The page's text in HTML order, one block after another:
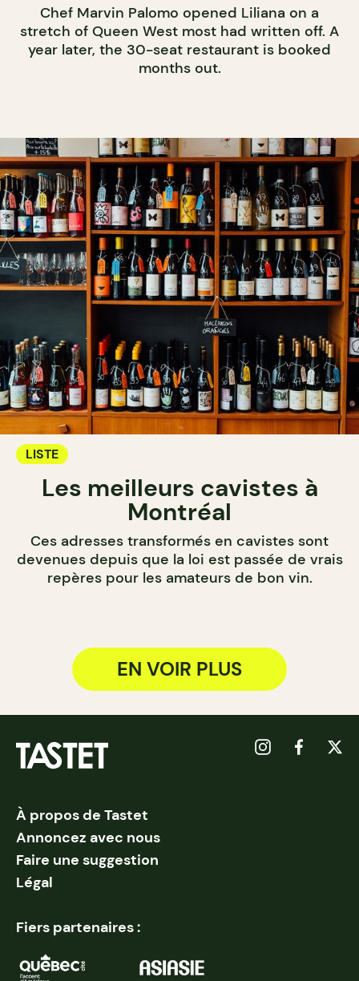
Chef Marvin Palomo opened Liliana on a
stretch of Queen West most had written off. A
year later, the 30-seat restaurant is booked
months out.
LISTE
Les meilleurs cavistes à
Montréal
Ces adresses transformés en cavistes sont
devenues depuis que la loi est passée de vrais
repères pour les amateurs de bon vin.
EN VOIR PLUS
À propos de Tastet
Annoncez avec nous
Faire une suggestion
Légal
Fiers partenaires :